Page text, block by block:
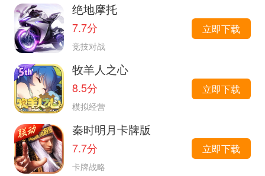
绝地摩托
7.7分
竞技对战
立即下载
牧羊人之心
8.5分
模拟经营
立即下载
秦时明月卡牌版
7.7分
卡牌战略
立即下载